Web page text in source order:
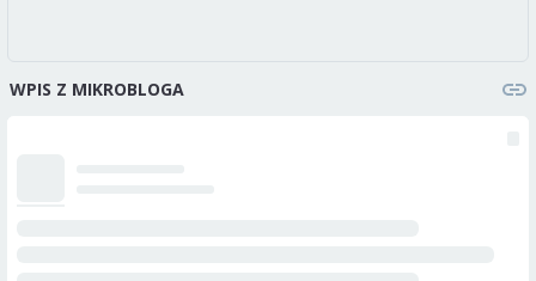
WPIS Z MIKROBLOGA